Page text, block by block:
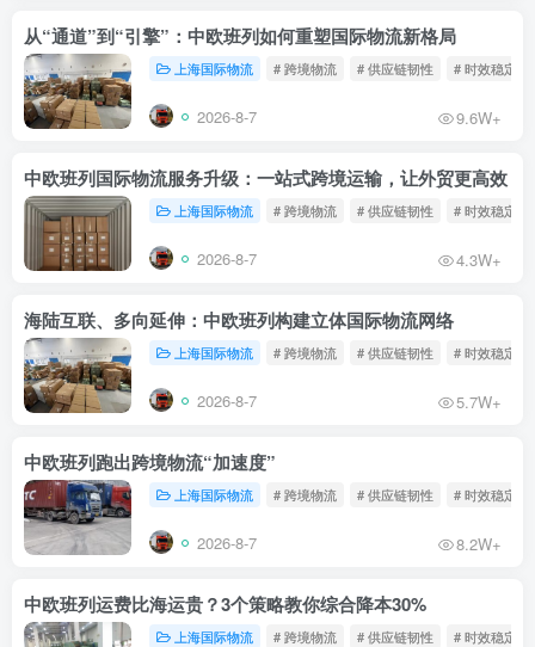
从“通道”到“引擎”：中欧班列如何重塑国际物流新格局
上海国际物流 # 跨境物流 # 供应链韧性 # 时效稳定
2026-8-7 9.6W+
中欧班列国际物流服务升级：一站式跨境运输，让外贸更高效
上海国际物流 # 跨境物流 # 供应链韧性 # 时效稳定
2026-8-7 4.3W+
海陆互联、多向延伸：中欧班列构建立体国际物流网络
上海国际物流 # 跨境物流 # 供应链韧性 # 时效稳定
2026-8-7 5.7W+
中欧班列跑出跨境物流“加速度”
上海国际物流 # 跨境物流 # 供应链韧性 # 时效稳定
2026-8-7 8.2W+
中欧班列运费比海运贵？3个策略教你综合降本30%
上海国际物流 # 跨境物流 # 供应链韧性 # 时效稳定